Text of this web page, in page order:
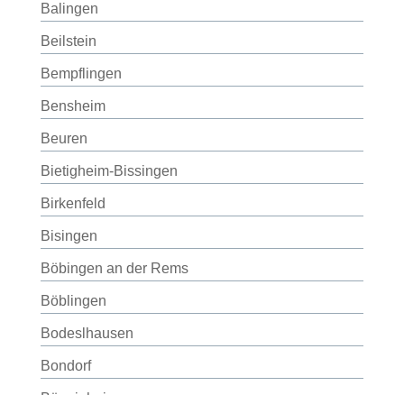
Balingen
Beilstein
Bempflingen
Bensheim
Beuren
Bietigheim-Bissingen
Birkenfeld
Bisingen
Böbingen an der Rems
Böblingen
Bodeslhausen
Bondorf